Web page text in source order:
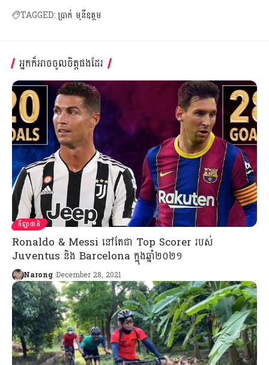
TAGGED:ប្រាក់ មុនីឧត្តម
អ្នកក៏អាចចូលចិត្តផងដែរ
កីឡាជាតិ
Ronaldo & Messi នៅតែជា Top Scorer របស់
Juventus និង Barcelona ក្នុងឆ្នាំ២០២១
Narong December 28, 2021